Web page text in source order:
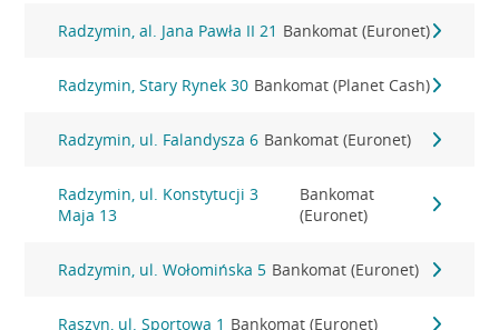
Radzymin, al. Jana Pawła II 21 Bankomat (Euronet)
Radzymin, Stary Rynek 30 Bankomat (Planet Cash)
Radzymin, ul. Falandysza 6 Bankomat (Euronet)
Radzymin, ul. Konstytucji 3
Maja 13
Bankomat
(Euronet)
Radzymin, ul. Wołomińska 5 Bankomat (Euronet)
Raszyn, ul. Sportowa 1 Bankomat (Euronet)